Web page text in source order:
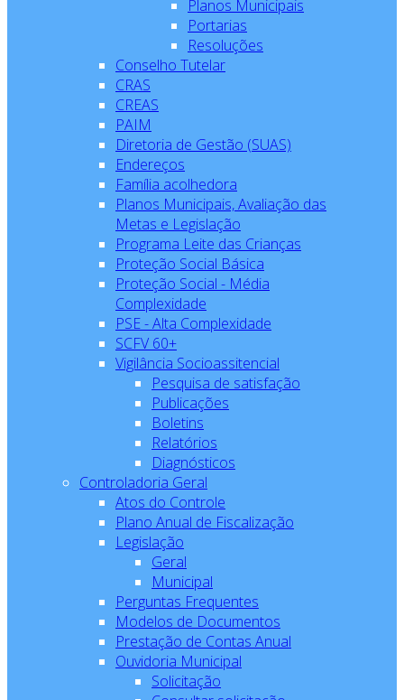
Planos Municipais
Portarias
Resoluções
Conselho Tutelar
CRAS
CREAS
PAIM
Diretoria de Gestão (SUAS)
Endereços
Família acolhedora
Planos Municipais, Avaliação das
Metas e Legislação
Programa Leite das Crianças
Proteção Social Básica
Proteção Social - Média
Complexidade
PSE - Alta Complexidade
SCFV 60+
Vigilância Socioassitencial
Pesquisa de satisfação
Publicações
Boletins
Relatórios
Diagnósticos
Controladoria Geral
Atos do Controle
Plano Anual de Fiscalização
Legislação
Geral
Municipal
Perguntas Frequentes
Modelos de Documentos
Prestação de Contas Anual
Ouvidoria Municipal
Solicitação